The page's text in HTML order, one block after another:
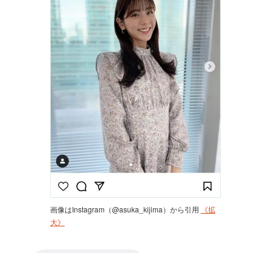
画像はInstagram（@asuka_kijima）から引用
《拡
大》